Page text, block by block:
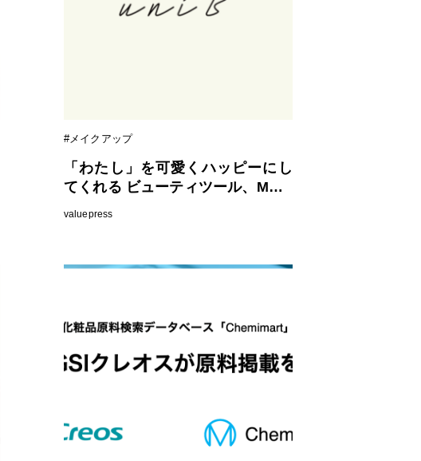
#メイクアップ
「わたし」を可愛くハッピーにし
てくれる ビューティツール、MALI
AN BEAUTY TOOLS (マリアンビ
valuepress